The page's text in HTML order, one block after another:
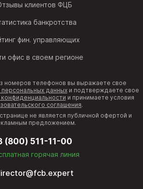
клиентов ФЦБ
банкротства
фин. управляющих
офис в своем регионе
номеров телефонов вы выражаете свое
данныхи подтверждаете свое
конфиденциальности и принимаете условия
соглашения.
не является публичной офертой и
предложением.
(800) 511-11-00
горячая линия